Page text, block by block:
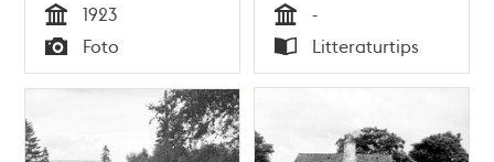
Tid
1923
Typ
Foto Tid
-
Typ
Litteraturtips